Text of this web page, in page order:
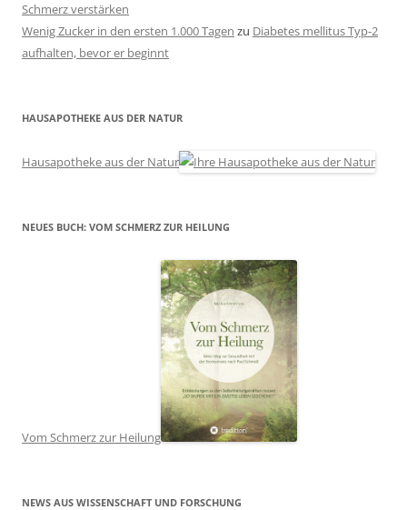
Schmerz verstärken
Wenig Zucker in den ersten 1.000 Tagen zu Diabetes mellitus Typ-2
aufhalten, bevor er beginnt
HAUSAPOTHEKE AUS DER NATUR
Hausapotheke aus der Natur
NEUES BUCH: VOM SCHMERZ ZUR HEILUNG
Vom Schmerz zur Heilung
NEWS AUS WISSENSCHAFT UND FORSCHUNG